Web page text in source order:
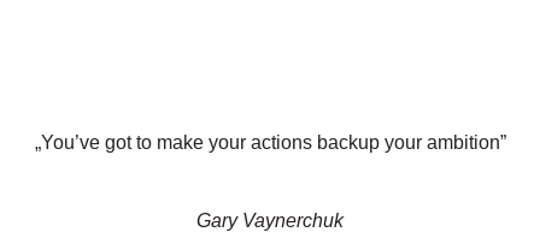
„You’ve got to make your actions backup your ambition”
Gary Vaynerchuk